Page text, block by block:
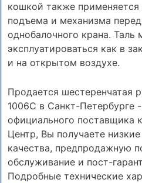
кошкой также применяется
подъема и механизма
однобалочного крана. Таль
эксплуатироваться как в
и на открытом воздухе.
Продается шестеренчатая
1006C в Санкт-Петербурге
официального поставщика
Центр, Вы получаете
качества, предпродажную
обслуживание и пост-
Подробные технические